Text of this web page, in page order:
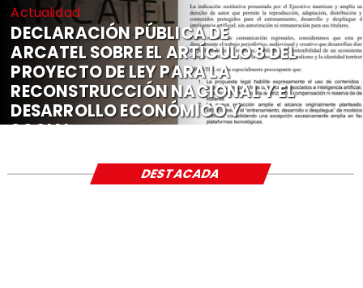
Actualidad
DECLARACIÓN PÚBLICA DE
ARCATEL SOBRE EL ARTÍCULO 8 DEL
PROYECTO DE LEY PARA LA
RECONSTRUCCIÓN NACIONAL Y EL
DESARROLLO ECONÓMICO Y
SOCIAL
DESTACADA